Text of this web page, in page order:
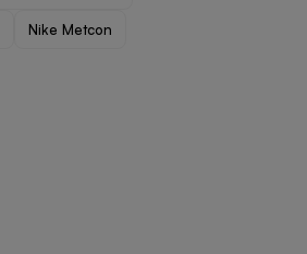
Nike Metcon